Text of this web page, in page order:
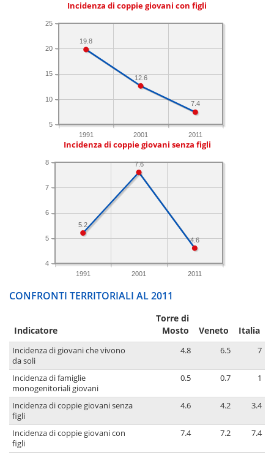
Incidenza di coppie giovani con figli
1991 2001 2011
5
10
15
20
25
7.4
12.6
19.8
Incidenza di coppie giovani senza figli
1991 2001 2011
4
5
6
7
8
4.6
7.6
5.2
CONFRONTI TERRITORIALI AL 2011
Indicatore
Torre di
Mosto
Veneto Italia
Incidenza di giovani che vivono
da soli
4.8 6.5 7
Incidenza di famiglie
monogenitoriali giovani
0.5 0.7 1
Incidenza di coppie giovani senza
figli
4.6 4.2 3.4
Incidenza di coppie giovani con
figli
7.4 7.2 7.4